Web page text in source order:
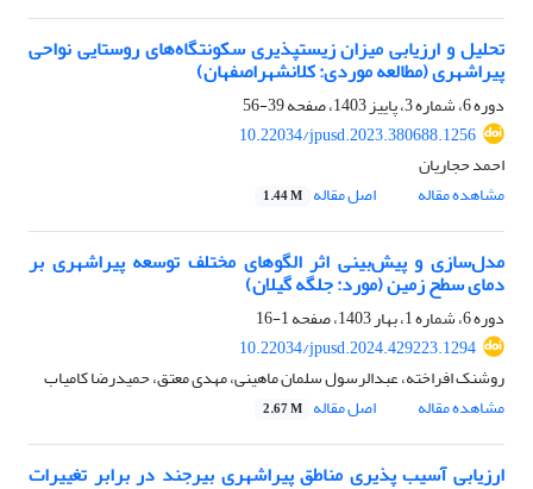
تحلیل و ارزیابی میزان زیست‎پذیری سکونتگاه‌های روستایی نواحی
پیراشهری (مطالعه موردی: کلانشهراصفهان)
دوره 6، شماره 3، پاییز 1403، صفحه
39-56
10.22034/jpusd.2023.380688.1256
احمد حجاریان
مشاهده مقاله
اصل مقاله 1.44 M
مدل‌سازی و پیش‌بینی اثر الگوهای مختلف توسعه پیراشهری بر
دمای سطح زمین (مورد: جلگه گیلان)
دوره 6، شماره 1، بهار 1403، صفحه
1-16
10.22034/jpusd.2024.429223.1294
روشنک افراخته، عبدالرسول سلمان ماهینی، مهدی معتق، حمیدرضا کامیاب
مشاهده مقاله
اصل مقاله 2.67 M
ارزیابی آسیب پذیری مناطق پیراشهری بیرجند در برابر تغییرات